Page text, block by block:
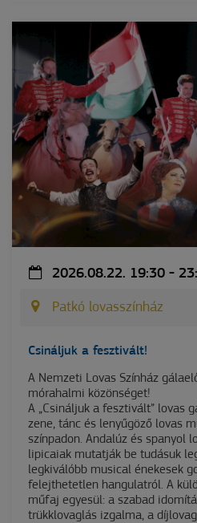
2026.08.22. 19:30 -
Patkó lovasszínház
Csináljuk a fesztivált!
A Nemzeti Lovas Színház
mórahalmi közönséget!
A „Csináljuk a fesztivált” lovas
zene, tánc és lenyűgöző lovas
színpadon. Andalúz és spanyol
lipicaiak mutatják be tudásuk
legkiválóbb musical énekesek
felejthetetlen hangulatról. A
műfaj egyesül: a szabad
trükklovaglás izgalma, a